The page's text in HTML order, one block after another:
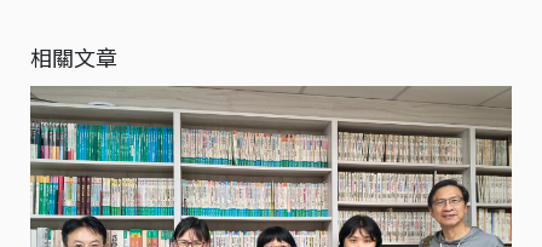
相關文章